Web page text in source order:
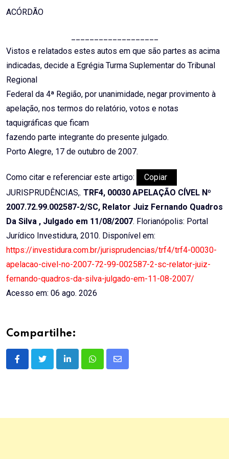
ACÓRDÃO
Vistos e relatados estes autos em que são partes as acima
indicadas, decide a Egrégia Turma Suplementar do Tribunal
Regional
Federal da 4ª Região, por unanimidade, negar provimento à
apelação, nos termos do relatório, votos e notas
taquigráficas que ficam
fazendo parte integrante do presente julgado.
Porto Alegre, 17 de outubro de 2007.
Como citar e referenciar este artigo:
Copiar
JURISPRUDÊNCIAS,. TRF4, 00030 APELAÇÃO CÍVEL Nº
2007.72.99.002587-2/SC, Relator Juiz Fernando Quadros
Da Silva , Julgado em 11/08/2007. Florianópolis: Portal
Jurídico Investidura, 2010. Disponível em:
https://investidura.com.br/jurisprudencias/trf4/trf4-00030-
apelacao-civel-no-2007-72-99-002587-2-sc-relator-juiz-
fernando-quadros-da-silva-julgado-em-11-08-2007/
Acesso em: 06 ago. 2026
Compartilhe:
LinkedInWhatsappShare